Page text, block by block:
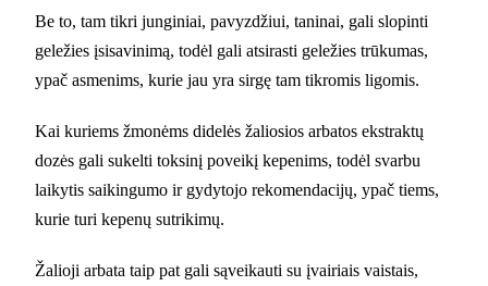
Be to, tam tikri junginiai, pavyzdžiui, taninai, gali slopinti
geležies įsisavinimą, todėl gali atsirasti geležies trūkumas,
ypač asmenims, kurie jau yra sirgę tam tikromis ligomis.
Kai kuriems žmonėms didelės žaliosios arbatos ekstraktų
dozės gali sukelti toksinį poveikį kepenims, todėl svarbu
laikytis saikingumo ir gydytojo rekomendacijų, ypač tiems,
kurie turi kepenų sutrikimų.
Žalioji arbata taip pat gali sąveikauti su įvairiais vaistais,